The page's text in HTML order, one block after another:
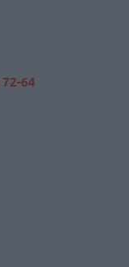
72-64